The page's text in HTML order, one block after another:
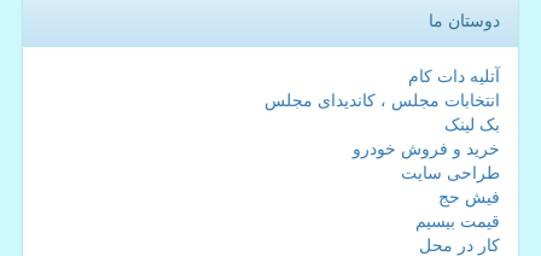
دوستان ما
آتلیه دات کام
انتخابات مجلس ، کاندیدای مجلس
بک لینک
خرید و فروش خودرو
طراحی سایت
فیش حج
قیمت بیسیم
کار در محل